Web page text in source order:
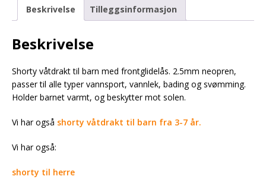
Beskrivelse Tilleggsinformasjon
Beskrivelse
Shorty våtdrakt til barn med frontglidelås. 2.5mm neopren,
passer til alle typer vannsport, vannlek, bading og svømming.
Holder barnet varmt, og beskytter mot solen.
Vi har også shorty våtdrakt til barn fra 3-7 år.
Vi har også:
shorty til herre